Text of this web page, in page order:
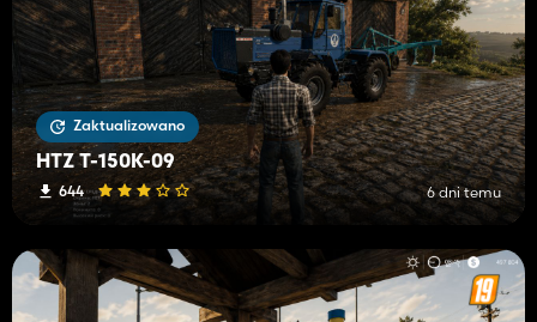
Zaktualizowano
HTZ T-150K-09
644 6 dni temu